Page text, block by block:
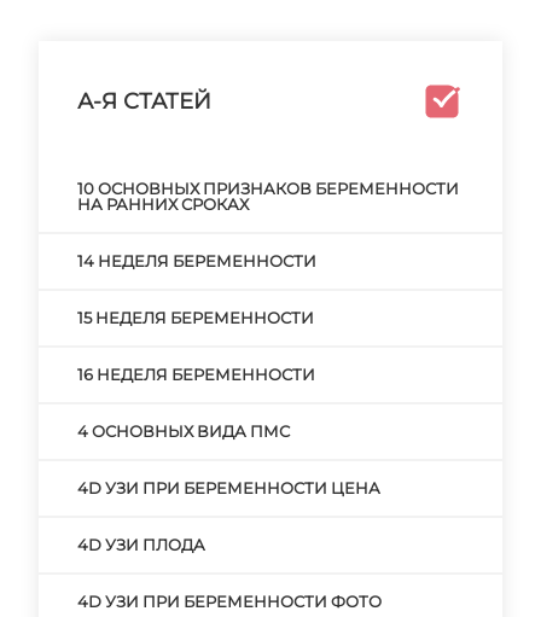
А-Я СТАТЕЙ
10 ОСНОВНЫХ ПРИЗНАКОВ БЕРЕМЕННОСТИ
НА РАННИХ СРОКАХ
14 НЕДЕЛЯ БЕРЕМЕННОСТИ
15 НЕДЕЛЯ БЕРЕМЕННОСТИ
16 НЕДЕЛЯ БЕРЕМЕННОСТИ
4 ОСНОВНЫХ ВИДА ПМС
4D УЗИ ПРИ БЕРЕМЕННОСТИ ЦЕНА
4D УЗИ ПЛОДА
4D УЗИ ПРИ БЕРЕМЕННОСТИ ФОТО